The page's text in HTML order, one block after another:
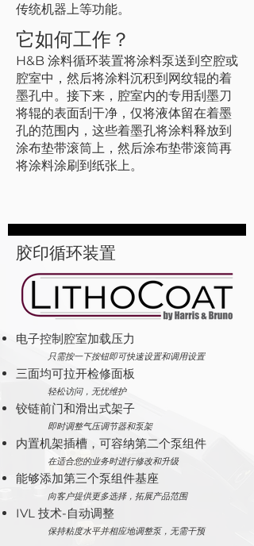
传统机器上等功能。
它如何工作？
H&B 涂料循环装置将涂料泵送到空腔或
腔室中，然后将涂料沉积到网纹辊的着
墨孔中。接下来，腔室内的专用刮墨刀
将辊的表面刮干净，仅将液体留在着墨
孔的范围内，这些着墨孔将涂料释放到
涂布垫带滚筒上，然后涂布垫带滚筒再
将涂料涂刷到纸张上。
胶印循环装置
电子控制腔室加载压力
只需按一下按钮即可快速设置和调用设置
三面均可拉开检修面板
轻松访问，无忧维护
铰链前门和滑出式架子
即时调整气压调节器和泵架
内置机架插槽，可容纳第二个泵组件
在适合您的业务时进行修改和升级
能够添加第三个泵组件基座
向客户提供更多选择，拓展产品范围
IVL 技术-自动调整
保持粘度水平并相应地调整泵，无需干预